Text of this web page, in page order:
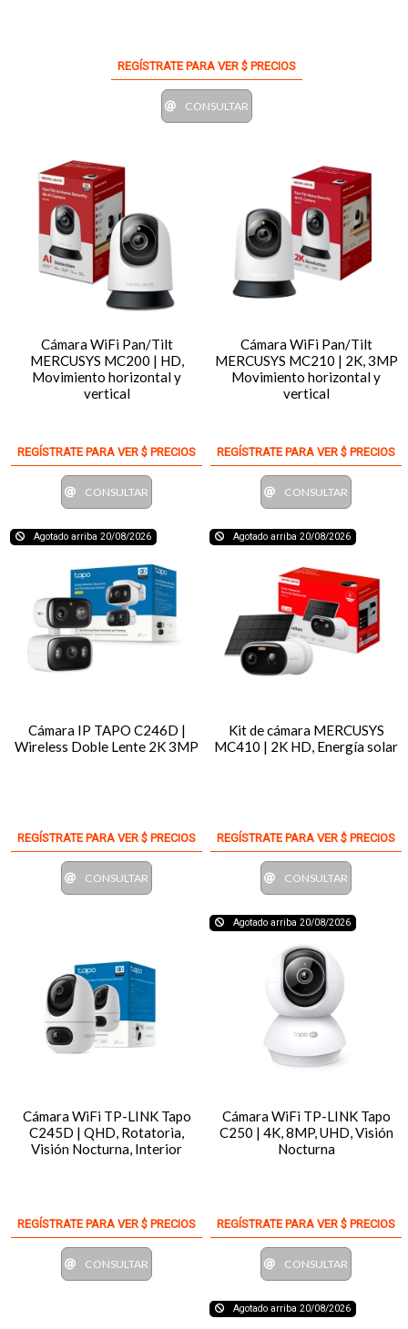
REGÍSTRATE PARA VER $ PRECIOS
CONSULTAR
Cámara WiFi Pan/Tilt
MERCUSYS MC200 | HD,
Movimiento horizontal y
vertical
REGÍSTRATE PARA VER $ PRECIOS
CONSULTAR
Cámara WiFi Pan/Tilt
MERCUSYS MC210 | 2K, 3MP
Movimiento horizontal y
vertical
REGÍSTRATE PARA VER $ PRECIOS
CONSULTAR
Agotado arriba 20/08/2026
Cámara IP TAPO C246D |
Wireless Doble Lente 2K 3MP
REGÍSTRATE PARA VER $ PRECIOS
CONSULTAR
Agotado arriba 20/08/2026
Kit de cámara MERCUSYS
MC410 | 2K HD, Energía solar
REGÍSTRATE PARA VER $ PRECIOS
CONSULTAR
Cámara WiFi TP-LINK Tapo
C245D | QHD, Rotatoria,
Visión Nocturna, Interior
REGÍSTRATE PARA VER $ PRECIOS
CONSULTAR
Agotado arriba 20/08/2026
Cámara WiFi TP-LINK Tapo
C250 | 4K, 8MP, UHD, Visión
Nocturna
REGÍSTRATE PARA VER $ PRECIOS
CONSULTAR
Agotado arriba 20/08/2026